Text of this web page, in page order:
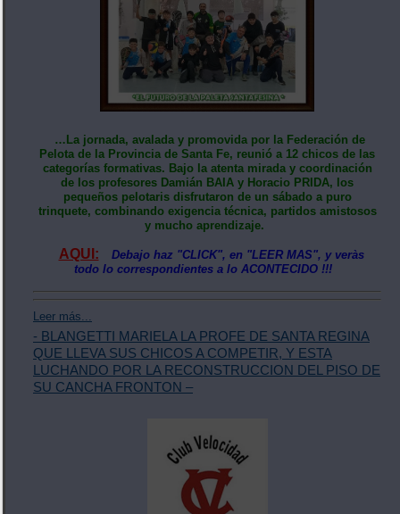
…La jornada, avalada y promovida por la Federación de
Pelota de la Provincia de Santa Fe, reunió a 12 chicos de las
categorías formativas. Bajo la atenta mirada y coordinación
de los profesores Damián BAIA y Horacio PRIDA, los
pequeños pelotaris disfrutaron de un sábado a puro
trinquete, combinando exigencia técnica, partidos amistosos
y mucho aprendizaje.
AQUI:
Debajo haz "CLICK", en "LEER MAS", y veràs
todo lo correspondientes a lo ACONTECIDO !!!
Leer más...
- BLANGETTI MARIELA LA PROFE DE SANTA REGINA
QUE LLEVA SUS CHICOS A COMPETIR, Y ESTA
LUCHANDO POR LA RECONSTRUCCION DEL PISO DE
SU CANCHA FRONTON –